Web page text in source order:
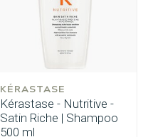
KÉRASTASE
Kérastase - Nutritive -
Satin Riche | Shampoo
500 ml